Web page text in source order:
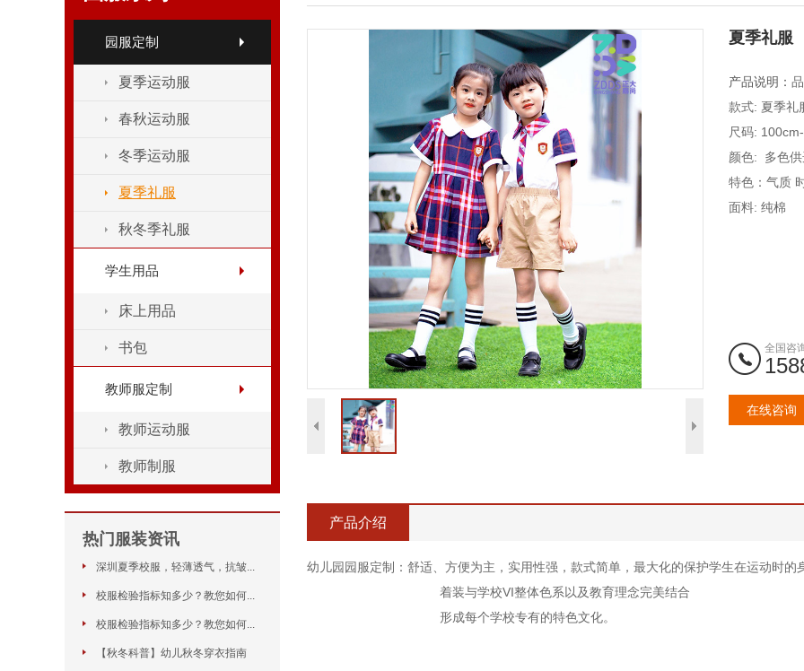
园服定制
夏季运动服
春秋运动服
冬季运动服
夏季礼服
秋冬季礼服
学生用品
床上用品
书包
教师服定制
教师运动服
教师制服
热门服装资讯
深圳夏季校服，轻薄透气，抗皱...
校服检验指标知多少？教您如何...
校服检验指标知多少？教您如何...
【秋冬科普】幼儿秋冬穿衣指南
夏季礼服
产品说明：
款式: 夏季礼
尺码:
颜色: 多色
特色：气质
面料: 纯棉
全国咨
在线咨询
产品介绍
幼儿园园服定制：舒适、方便为主，实用性强，款式简单，最大化的保护学生在运动时的
着装与学校VI整体色系以及教育理念完美结合
形成每个学校专有的特色文化。